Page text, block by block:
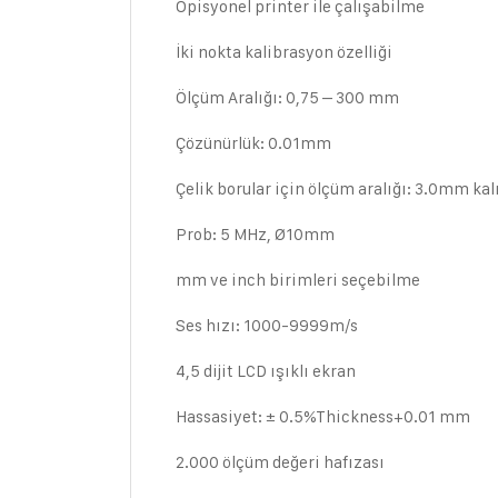
Opisyonel printer ile çalışabilme
İki nokta kalibrasyon özelliği
Ölçüm Aralığı: 0,75 – 300 mm
Çözünürlük: 0.01mm
Çelik borular için ölçüm aralığı: 3.0mm
Prob: 5 MHz, Ø10mm
mm ve inch birimleri seçebilme
Ses hızı: 1000-9999m/s
4,5 dijit LCD ışıklı ekran
Hassasiyet: ± 0.5%Thickness+0.01 mm
2.000 ölçüm değeri hafızası